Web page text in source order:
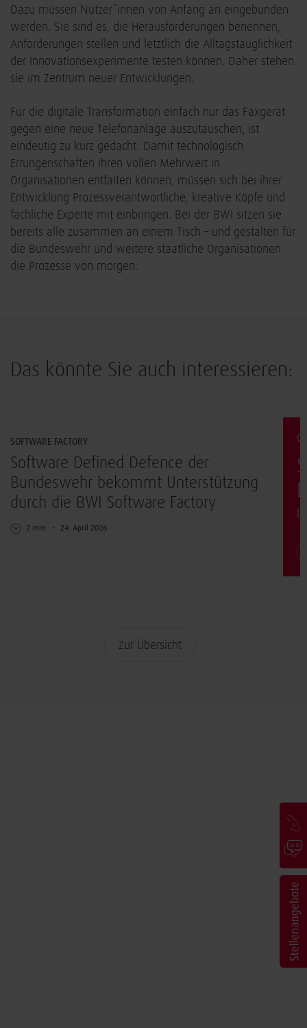
Dazu müssen Nutzer*innen von Anfang an eingebunden
werden. Sie sind es, die Herausforderungen benennen,
Anforderungen stellen und letztlich die Alltagstauglichkeit
der Innovationsexperimente testen können. Daher stehen
sie im Zentrum neuer Entwicklungen.
Für die digitale Transformation einfach nur das Faxgerät
gegen eine neue Telefonanlage auszutauschen, ist
eindeutig zu kurz gedacht. Damit technologisch
Errungenschaften ihren vollen Mehrwert in
Organisationen entfalten können, müssen sich bei ihrer
Entwicklung Prozessverantwortliche, kreative Köpfe und
fachliche Experte mit einbringen. Bei der BWI sitzen sie
bereits alle zusammen an einem Tisch – und gestalten für
die Bundeswehr und weitere staatliche Organisationen
die Prozesse von morgen.
Das könnte Sie auch interessieren:
SOFTWARE FACTORY
Software Defined Defence der
Bundeswehr bekommt Unterstützung
durch die BWI Software Factory
2 min 24. April 2026
Zur Übersicht